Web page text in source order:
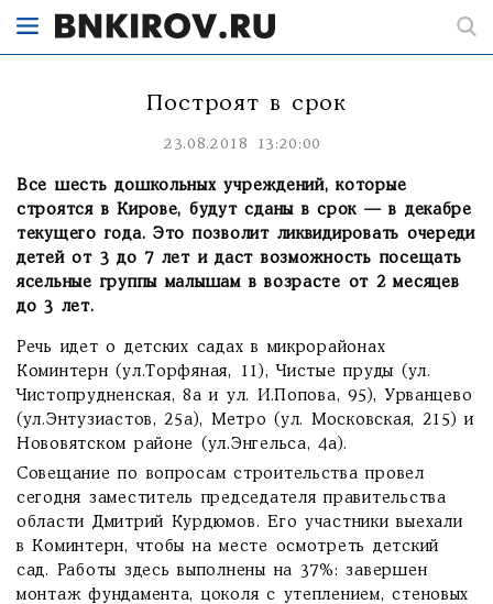
Построят в срок
23.08.2018 13:20:00
Все шесть дошкольных учреждений, которые
строятся в Кирове, будут сданы в срок — в декабре
текущего года. Это позволит ликвидировать очереди
детей от 3 до 7 лет и даст возможность посещать
ясельные группы малышам в возрасте от 2 месяцев
до 3 лет.
Речь идет о детских садах в микрорайонах
Коминтерн (ул.Торфяная, 11), Чистые пруды (ул.
Чистопрудненская, 8а и ул. И.Попова, 95), Урванцево
(ул.Энтузиастов, 25а), Метро (ул. Московская, 215) и
Нововятском районе (ул.Энгельса, 4а).
Совещание по вопросам строительства провел
сегодня заместитель председателя правительства
области Дмитрий Курдюмов. Его участники выехали
в Коминтерн, чтобы на месте осмотреть детский
сад. Работы здесь выполнены на 37%: завершен
монтаж фундамента, цоколя с утеплением, стеновых